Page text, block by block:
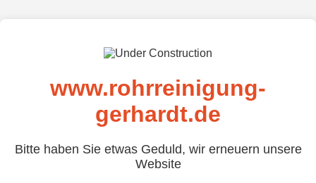
www.rohrreinigung-
gerhardt.de
Bitte haben Sie etwas Geduld, wir erneuern unsere
Website